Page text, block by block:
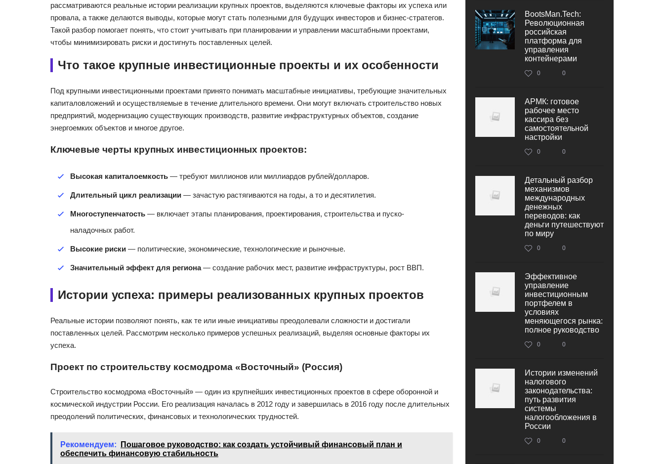
рассматриваются реальные истории реализации крупных проектов, выделяются ключевые факторы их успеха или
провала, а также делаются выводы, которые могут стать полезными для будущих инвесторов и бизнес-стратегов.
Такой разбор помогает понять, что стоит учитывать при планировании и управлении масштабными проектами,
чтобы минимизировать риски и достигнуть поставленных целей.
Что такое крупные инвестиционные проекты и их особенности
Под крупными инвестиционными проектами принято понимать масштабные инициативы, требующие значительных
капиталовложений и осуществляемые в течение длительного времени. Они могут включать строительство новых
предприятий, модернизацию существующих производств, развитие инфраструктурных объектов, создание
энергоемких объектов и многое другое.
Ключевые черты крупных инвестиционных проектов:
Высокая капиталоемкость — требуют миллионов или миллиардов рублей/долларов.
Длительный цикл реализации — зачастую растягиваются на годы, а то и десятилетия.
Многоступенчатость — включает этапы планирования, проектирования, строительства и пуско-
наладочных работ.
Высокие риски — политические, экономические, технологические и рыночные.
Значительный эффект для региона— создание рабочих мест, развитие инфраструктуры, рост ВВП.
Истории успеха: примеры реализованных крупных проектов
Реальные истории позволяют понять, как те или иные инициативы преодолевали сложности и достигали
поставленных целей. Рассмотрим несколько примеров успешных реализаций, выделяя основные факторы их
успеха.
Проект по строительству космодрома «Восточный» (Россия)
Строительство космодрома «Восточный» — один из крупнейших инвестиционных проектов в сфере оборонной и
космической индустрии России. Его реализация началась в 2012 году и завершилась в 2016 году после длительных
преодолений политических, финансовых и технологических трудностей.
Рекомендуем:
Пошаговое руководство: как создать устойчивый финансовый план и
обеспечить финансовую стабильность
BootsMan.Tech:
Революционная
российская
платформа для
управления
контейнерами
0 0
АРМК: готовое
рабочее место
кассира без
самостоятельной
настройки
0 0
Детальный разбор
механизмов
международных
денежных
переводов: как
деньги путешествуют
по миру
0 0
Эффективное
управление
инвестиционным
портфелем в
условиях
меняющегося рынка:
полное руководство
0 0
Истории изменений
налогового
законодательства:
путь развития
системы
налогообложения в
России
0 0